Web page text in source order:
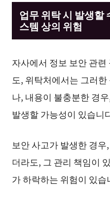
업무 위탁 시 발생할
스템 상의 위험
자사에서 정보 보안 관
도, 위탁처에서는 그러
나, 내용이 불충분한 경
발생할 가능성이 있습니
보안 사고가 발생한 경
더라도, 그 관리 책임이
가 하락하는 위험이 있습